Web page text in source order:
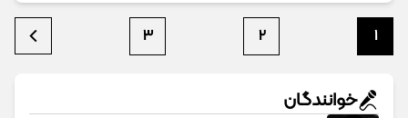
1
2
3
خوانندگان